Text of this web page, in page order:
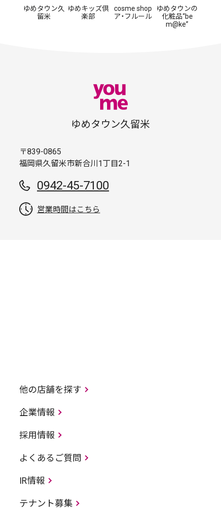
ゆめタウン久
留米
ゆめキッズ倶
楽部
cosme shop
ア・フルール
ゆめタウンの
化粧品“be
m@ke”
ゆめタウン久留米
〒839-0865
福岡県久留米市新合川1丁目2-1
0942-45-7100
営業時間はこちら
他の店舗を探す
企業情報
採用情報
よくあるご質問
IR情報
テナント募集